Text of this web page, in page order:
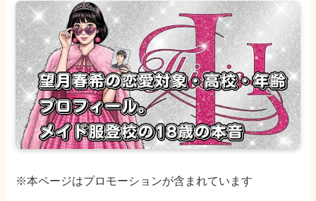
※本ページはプロモーションが含まれています